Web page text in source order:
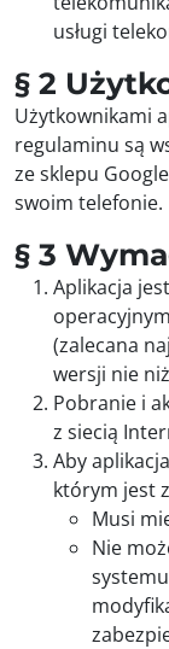
usługi
§ 2
Użytkownikami
regulaminu są
ze sklepu
swoim telefonie.
§ 3
Aplikacja
(zalecana
wersji nie
Pobranie i
z siecią
Aby
którym jest
Musi
Nie